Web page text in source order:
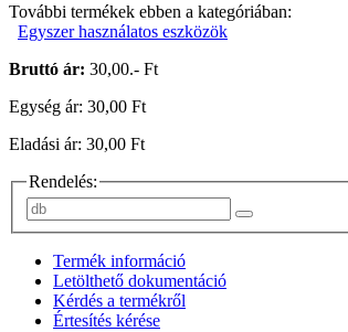
További termékek ebben a kategóriában:
Egyszer használatos eszközök
Bruttó ár: 30,00.- Ft
Egység ár: 30,00 Ft
Eladási ár: 30,00 Ft
Rendelés:
Termék információ
Letölthető dokumentáció
Kérdés a termékről
Értesítés kérése